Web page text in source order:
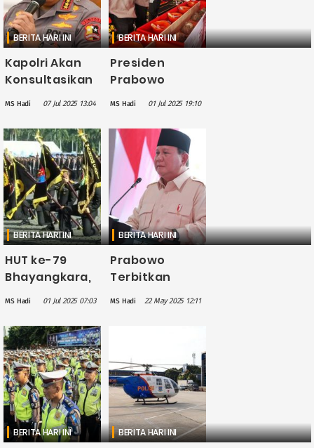
BERITA HARI INI
Kapolri Akan
Konsultasikan
Calon
dengan
Presiden
Prabowo
MS Hadi 07 Jul 2025 13:04
BERITA HARI INI
Presiden
Prabowo
Luncurkan
Peringatan
HUT Ke-79
Bhayangkara
MS Hadi 01 Jul 2025 19:10
BERITA HARI INI
HUT ke-79
Bhayangkara,
Prabowo
Tanda
Kehormatan
Nugraha
Sakanti
kepada Tujuh
Satuan Polri
MS Hadi 01 Jul 2025 07:03
BERITA HARI INI
Prabowo
Terbitkan
Perpres
Libatkan TNI
MS Hadi 22 May 2025 12:11
BERITA HARI INI BERITA HARI INI